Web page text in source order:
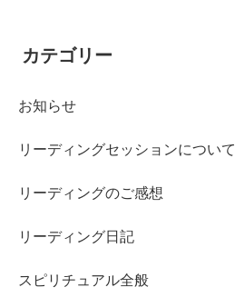
カテゴリー
お知らせ
リーディングセッションについて
リーディングのご感想
リーディング日記
スピリチュアル全般